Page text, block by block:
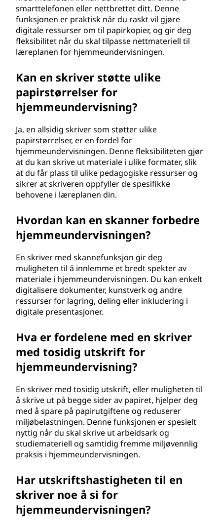
smarttelefonen eller nettbrettet ditt. Denne
funksjonen er praktisk når du raskt vil gjøre
digitale ressurser om til papirkopier, og gir deg
fleksibilitet når du skal tilpasse nettmateriell til
læreplanen for hjemmeundervisningen.
Kan en skriver støtte ulike
papirstørrelser for
hjemmeundervisning?
Ja, en allsidig skriver som støtter ulike
papirstørrelser, er en fordel for
hjemmeundervisningen. Denne fleksibiliteten gjør
at du kan skrive ut materiale i ulike formater, slik
at du får plass til ulike pedagogiske ressurser og
sikrer at skriveren oppfyller de spesifikke
behovene i læreplanen din.
Hvordan kan en skanner forbedre
hjemmeundervisningen?
En skriver med skannefunksjon gir deg
muligheten til å innlemme et bredt spekter av
materiale i hjemmeundervisningen. Du kan enkelt
digitalisere dokumenter, kunstverk og andre
ressurser for lagring, deling eller inkludering i
digitale presentasjoner.
Hva er fordelene med en skriver
med tosidig utskrift for
hjemmeundervisning?
En skriver med tosidig utskrift, eller muligheten til
å skrive ut på begge sider av papiret, hjelper deg
med å spare på papirutgiftene og reduserer
miljøbelastningen. Denne funksjonen er spesielt
nyttig når du skal skrive ut arbeidsark og
studiemateriell og samtidig fremme miljøvennlig
praksis i hjemmeundervisningen.
Har utskriftshastigheten til en
skriver noe å si for
hjemmeundervisningen?